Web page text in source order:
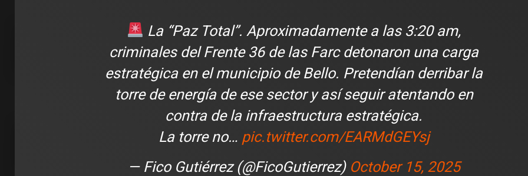
La “Paz Total”. Aproximadamente a las 3:20 am,
criminales del Frente 36 de las Farc detonaron una carga
estratégica en el municipio de Bello. Pretendían derribar la
torre de energía de ese sector y así seguir atentando en
contra de la infraestructura estratégica.
La torre no… pic.twitter.com/EARMdGEYsj
— Fico Gutiérrez (@FicoGutierrez) October 15, 2025